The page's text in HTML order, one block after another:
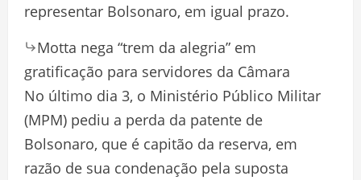
representar Bolsonaro, em igual prazo.
Motta nega “trem da alegria” em
gratificação para servidores da Câmara
No último dia 3, o Ministério Público Militar
(MPM) pediu a perda da patente de
Bolsonaro, que é capitão da reserva, em
razão de sua condenação pela suposta